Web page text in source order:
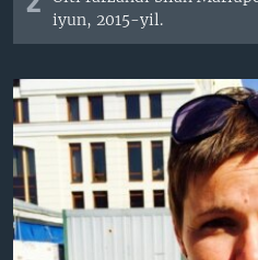
iyun, 2015-yil.